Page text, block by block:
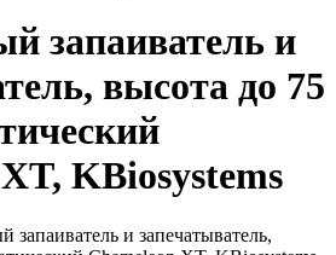
запаиватель и
высота до 75
KBiosystems